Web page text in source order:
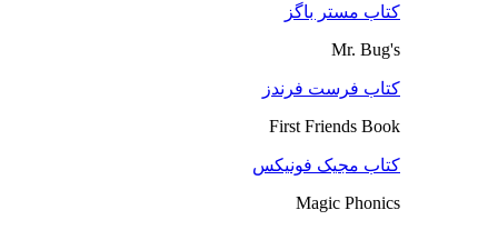
کتاب مستر باگز
Mr. Bug's
کتاب فرست فرندز
First Friends Book
کتاب مجیک فونیکس
Magic Phonics